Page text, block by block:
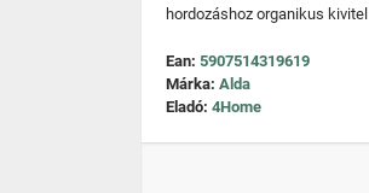
hordozáshoz organikus
Ean: 5907514319619
Márka: Alda
Eladó: 4Home